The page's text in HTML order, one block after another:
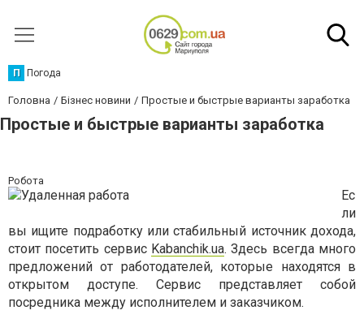
П Погода
Головна Бізнес новини Простые и быстрые варианты заработка
Простые и быстрые варианты заработка
Робота
Ес
ли
вы ищите подработку или стабильный источник дохода,
стоит посетить сервис Kabanchik.ua. Здесь всегда много
предложений от работодателей, которые находятся в
открытом доступе. Сервис представляет собой
посредника между исполнителем и заказчиком.